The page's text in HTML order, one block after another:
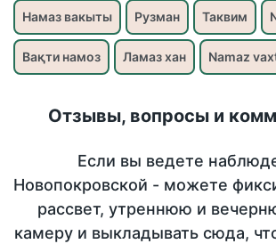
Намаз вакыты Рузман Таквим
Вақти намоз Ламаз хан Namaz
Отзывы, вопросы и
Если вы ведете
Новопокровской - можете
рассвет, утреннюю и
камеру и выкладывать сюда,